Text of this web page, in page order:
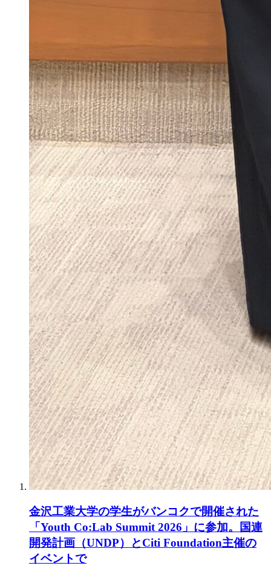
金沢工業大学の学生がバンコクで開催された
「Youth Co:Lab Summit 2026」に参加。国連
開発計画（UNDP）とCiti Foundation主催の
イベントで